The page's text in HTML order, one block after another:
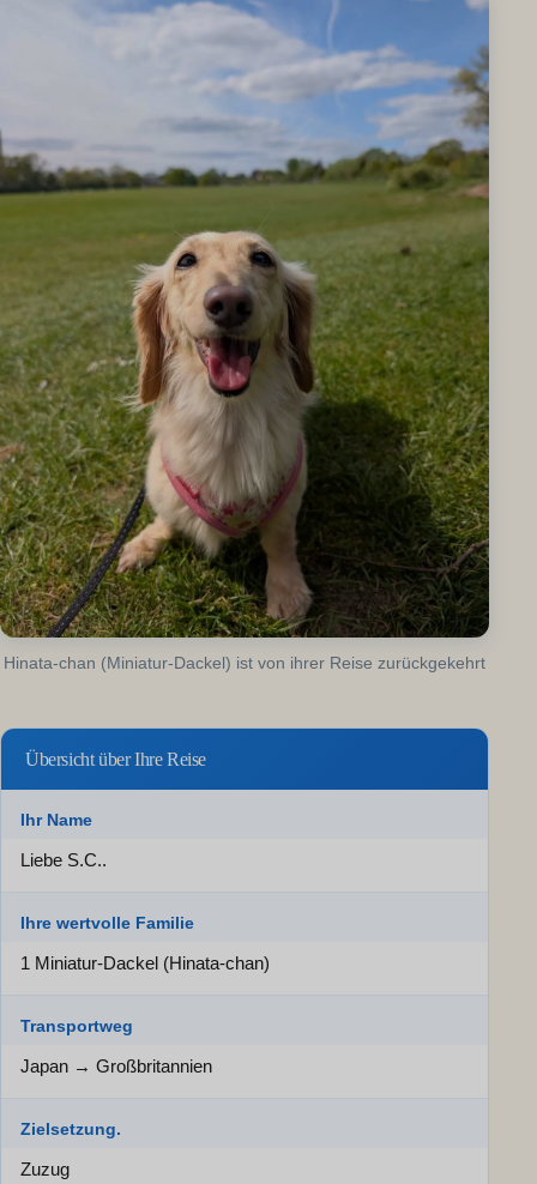
Hinata-chan (Miniatur-Dackel) ist von ihrer Reise zurückgekehrt
Übersicht über Ihre Reise
Ihr Name
Liebe S.C..
Ihre wertvolle Familie
1 Miniatur-Dackel (Hinata-chan)
Transportweg
Japan → Großbritannien
Zielsetzung.
Zuzug